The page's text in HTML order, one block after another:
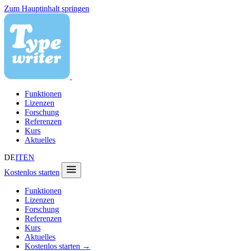
Zum Hauptinhalt springen
Funktionen
Lizenzen
Forschung
Referenzen
Kurs
Aktuelles
DEITEN
Kostenlos starten
Funktionen
Lizenzen
Forschung
Referenzen
Kurs
Aktuelles
Kostenlos starten →